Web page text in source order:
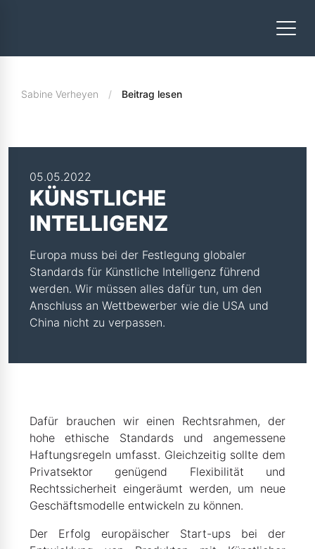
Sabine Verheyen Beitrag lesen
05.05.2022
KÜNSTLICHE
INTELLIGENZ
Europa muss bei der Festlegung globaler
Standards für Künstliche Intelligenz führend
werden. Wir müssen alles dafür tun, um den
Anschluss an Wettbewerber wie die USA und
China nicht zu verpassen.
Dafür brauchen wir einen Rechtsrahmen, der
hohe ethische Standards und angemessene
Haftungsregeln umfasst. Gleichzeitig sollte dem
Privatsektor genügend Flexibilität und
Rechtssicherheit eingeräumt werden, um neue
Geschäftsmodelle entwickeln zu können.
Der Erfolg europäischer Start-ups bei der